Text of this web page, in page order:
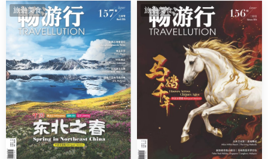
旅遊美食 旅遊美食